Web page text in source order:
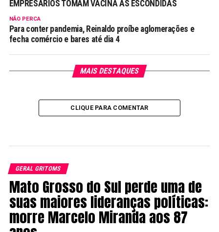
EMPRESÁRIOS TOMAM VACINA ÀS ESCONDIDAS
NÃO PERCA
Para conter pandemia, Reinaldo proíbe aglomerações e
fecha comércio e bares até dia 4
MAIS DESTAQUES
CLIQUE PARA COMENTAR
GERAL GRITOMS
Mato Grosso do Sul perde uma de
suas maiores lideranças políticas:
morre Marcelo Miranda aos 87